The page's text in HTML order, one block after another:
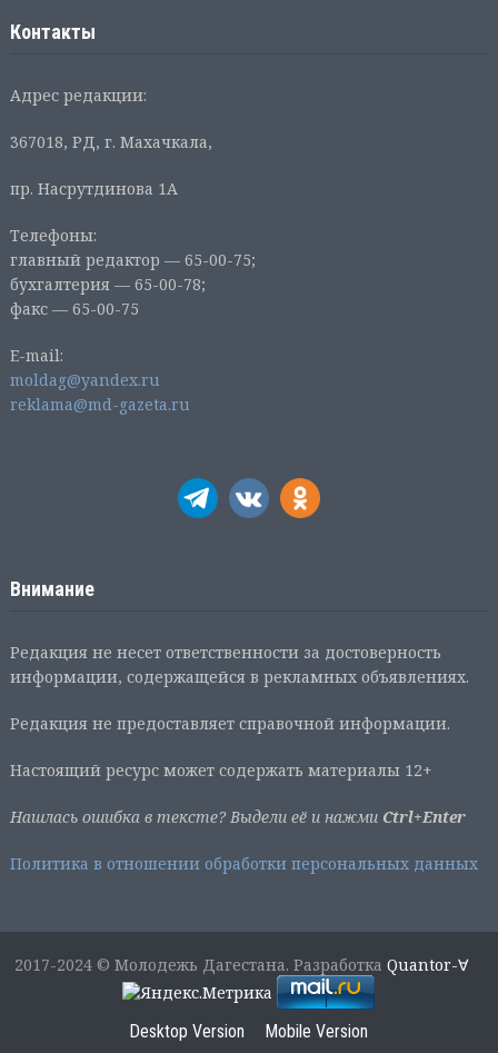
Контакты
Адрес редакции:
367018, РД, г. Махачкала,
пр. Насрутдинова 1А
Телефоны:
главный редактор — 65-00-75;
бухгалтерия — 65-00-78;
факс — 65-00-75
E-mail:
moldag@yandex.ru
reklama@md-gazeta.ru
Внимание
Редакция не несет ответственности за достоверность
информации, содержащейся в рекламных объявлениях.
Редакция не предоставляет справочной информации.
Настоящий ресурс может содержать материалы 12+
Нашлась ошибка в тексте? Выдели её и нажми Ctrl+Enter
Политика в отношении обработки персональных данных
2017-2024 © Молодежь Дагестана. РазработкаQuantor-∀
Desktop Version Mobile Version